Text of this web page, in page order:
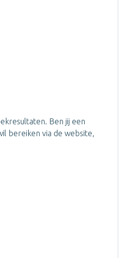
Ben jij een
bereiken via de website,